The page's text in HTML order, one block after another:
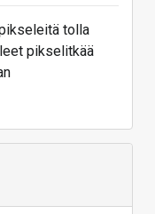
tolla
pikselitkää